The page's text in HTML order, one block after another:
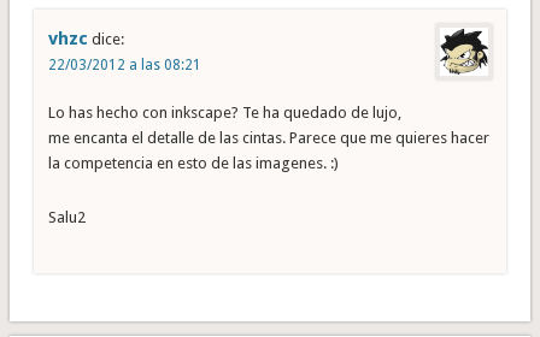
vhzc dice:
22/03/2012 a las 08:21
Lo has hecho con inkscape? Te ha quedado de lujo,
me encanta el detalle de las cintas. Parece que me quieres hacer
la competencia en esto de las imagenes. :)
Salu2